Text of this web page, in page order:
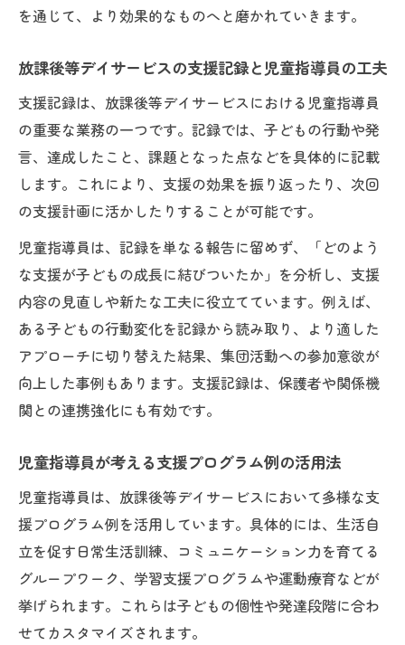
を通じて、より効果的なものへと磨かれていきます。
放課後等デイサービスの支援記録と児童指導員の工夫
支援記録は、放課後等デイサービスにおける児童指導員
の重要な業務の一つです。記録では、子どもの行動や発
言、達成したこと、課題となった点などを具体的に記載
します。これにより、支援の効果を振り返ったり、次回
の支援計画に活かしたりすることが可能です。
児童指導員は、記録を単なる報告に留めず、「どのよう
な支援が子どもの成長に結びついたか」を分析し、支援
内容の見直しや新たな工夫に役立てています。例えば、
ある子どもの行動変化を記録から読み取り、より適した
アプローチに切り替えた結果、集団活動への参加意欲が
向上した事例もあります。支援記録は、保護者や関係機
関との連携強化にも有効です。
児童指導員が考える支援プログラム例の活用法
児童指導員は、放課後等デイサービスにおいて多様な支
援プログラム例を活用しています。具体的には、生活自
立を促す日常生活訓練、コミュニケーション力を育てる
グループワーク、学習支援プログラムや運動療育などが
挙げられます。これらは子どもの個性や発達段階に合わ
せてカスタマイズされます。